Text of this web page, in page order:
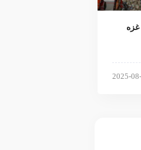
عازم غزه
2025-